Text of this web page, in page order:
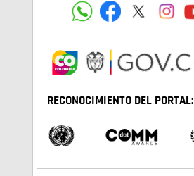
RECONOCIMIENTO DEL PORTAL: